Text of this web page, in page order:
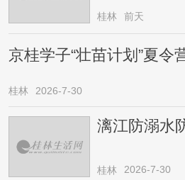
桂林 前天
京桂学子“壮苗计划”夏令
桂林 2026-7-30
漓江防溺水
桂林 2026-7-30